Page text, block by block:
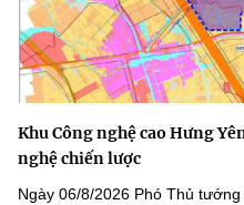
Khu Công nghệ cao Hưng
nghệ chiến lược
Ngày 06/8/2026 Phó Thủ